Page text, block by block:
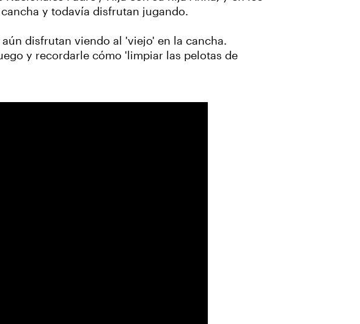
y todavía disfrutan jugando.
disfrutan viendo al 'viejo' en la cancha.
y recordarle cómo 'limpiar las pelotas de